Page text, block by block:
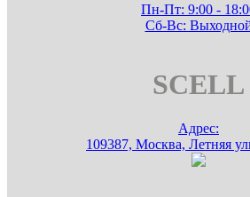
Пн-Пт: 9:00 -
Сб-Вс:
SCELL
Адрес:
109387, Москва, Летняя